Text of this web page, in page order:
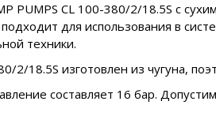
PUMPS CL 100-380/2/18.5S с
для использования в
техники.
2/18.5S изготовлен из чугуна,
составляет 16 бар.